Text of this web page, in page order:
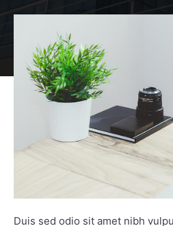
Duis sed odio sit amet nibh